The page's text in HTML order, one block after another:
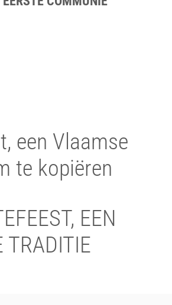
een Vlaamse
te kopiëren
EEN
TRADITIE